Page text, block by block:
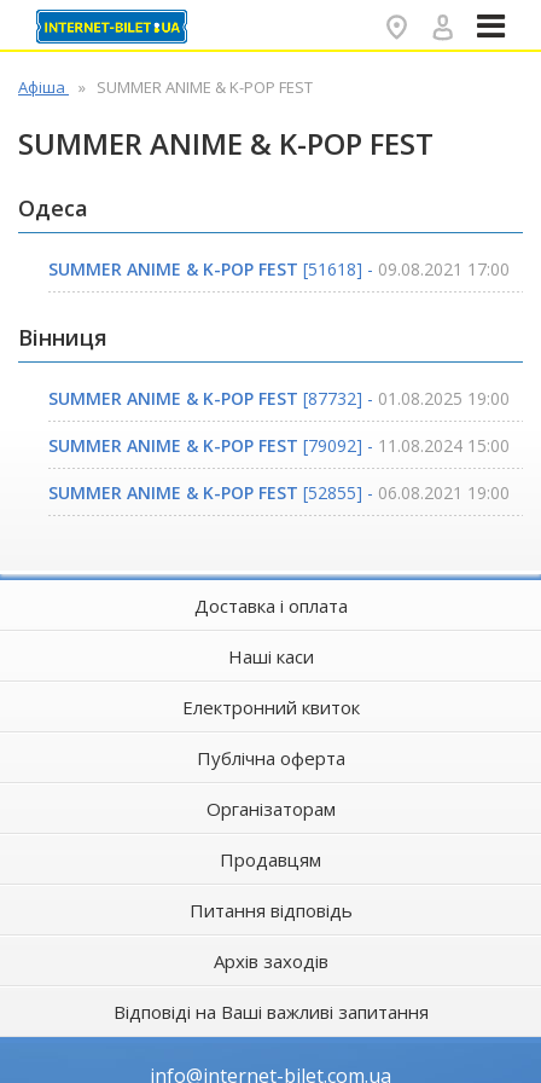
Афіша SUMMER ANIME & K-POP FEST
SUMMER ANIME & K-POP FEST
Одеса
SUMMER ANIME & K-POP FEST [51618] - 09.08.2021 17:00
Вінниця
SUMMER ANIME & K-POP FEST [87732] - 01.08.2025 19:00
SUMMER ANIME & K-POP FEST [79092] - 11.08.2024 15:00
SUMMER ANIME & K-POP FEST [52855] - 06.08.2021 19:00
Доставка і оплата
Наші каси
Електронний квиток
Публічна оферта
Організаторам
Продавцям
Питання відповідь
Архів заходів
Відповіді на Ваші важливі запитання
info@internet-bilet.com.ua